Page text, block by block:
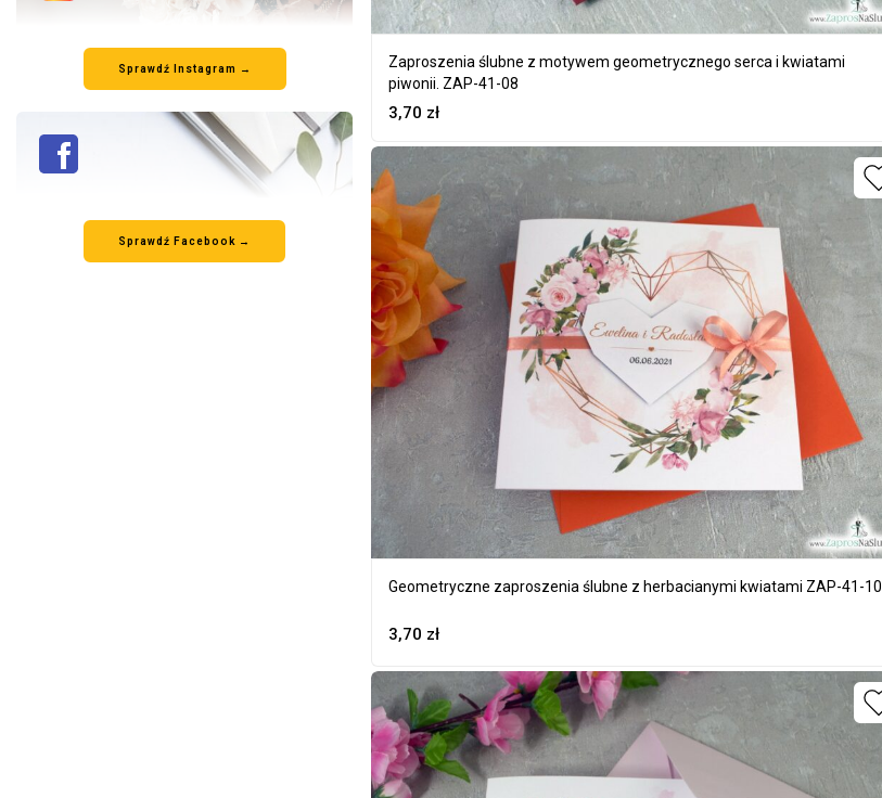
Sprawdź Instagram →
Sprawdź Facebook →
Zaproszenia ślubne z motywem geometrycznego serca i kwiatami
piwonii. ZAP-41-08
3,70 zł
Geometryczne zaproszenia ślubne z herbacianymi kwiatami ZAP-41-10
3,70 zł